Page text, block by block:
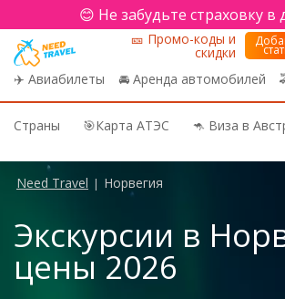
😊 Не забудьте страховку в
✈️ Авиабилеты 🚘 Аренда автомобилей
🎫 Промо-коды и
скидки
Страны 🎯Карта АТЭС 🦘 Виза в
Need Travel | Норвегия
Экскурсии в
цены 2026